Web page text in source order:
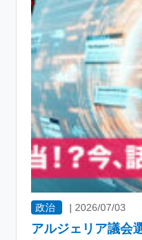
政治 | 2026/07/03
アルジェリア議会